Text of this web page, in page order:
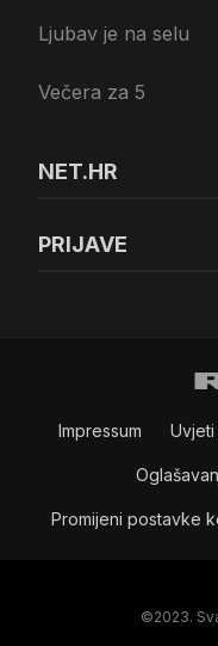
Ljubav je na selu
Večera za 5
NET.HR
PRIJAVE
Impressum
Promijeni postavke
©2023.